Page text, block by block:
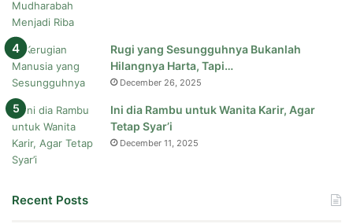
Rugi yang Sesungguhnya Bukanlah
Hilangnya Harta, Tapi…
December 26, 2025
Ini dia Rambu untuk Wanita Karir, Agar
Tetap Syar’i
December 11, 2025
Recent Posts